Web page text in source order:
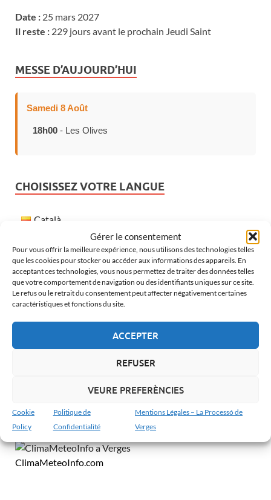
Gérer le consentement
Pour vous offrir la meilleure expérience, nous utilisons des technologies telles
que les cookies pour stocker ou accéder aux informations des appareils. En
acceptant ces technologies, vous nous permettez de traiter des données telles
que votre comportement de navigation ou des identifiants uniques sur ce site.
Le refus ou le retrait du consentement peut affecter négativement certaines
caractéristiques et fonctions du site.
ACCEPTER
REFUSER
VEURE PREFERÈNCIES
Cookie
Policy
Politique de
Confidentialité
Mentions Légales – La Processó de
Verges
Date : 25 mars 2027
Il reste : 229 jours avant le prochain Jeudi Saint
MESSE D’AUJOURD’HUI
Samedi 8 Août
18h00 - Les Olives
CHOISISSEZ VOTRE LANGUE
Català
Français
English
MÉTÉO À VERGES
MeteoVerges.cat
ClimaMeteoInfo.com